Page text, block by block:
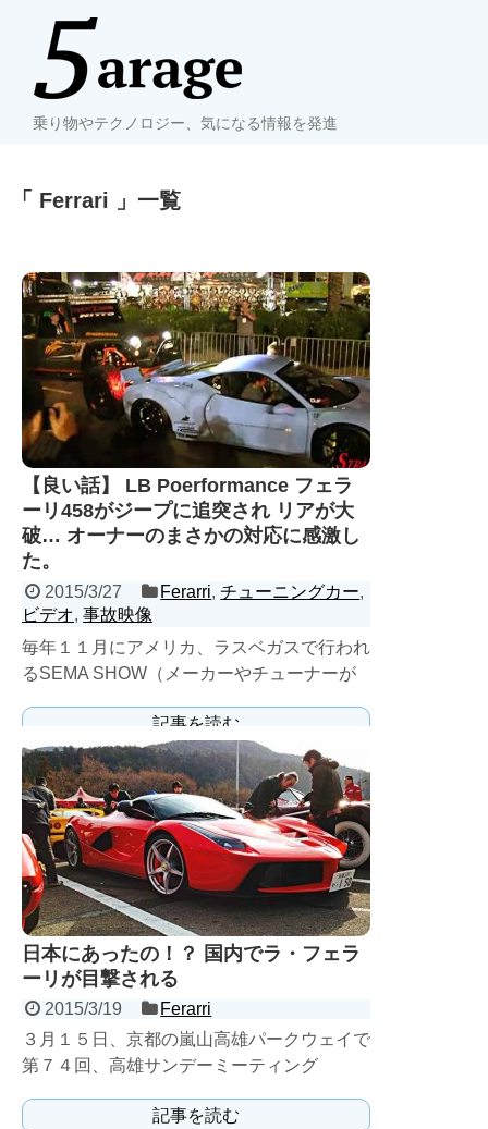
乗り物やテクノロジー、気になる情報を発進
「 Ferrari 」一覧
【良い話】 LB Poerformance フェラ
ーリ458がジープに追突され リアが大
破… オーナーのまさかの対応に感激し
た。
2015/3/27 Ferarri,チューニングカー,
ビデオ, 事故映像
毎年１１月にアメリカ、ラスベガスで行われ
るSEMA SHOW（メーカーやチューナーが
が起こってしまっ...記事を読む
日本にあったの！？ 国内でラ・フェラ
ーリが目撃される
2015/3/19
Ferarri
３月１５日、京都の嵐山高雄パークウェイで
第７４回、高雄サンデーミーティング
ックカー愛好家を中...記事を読む